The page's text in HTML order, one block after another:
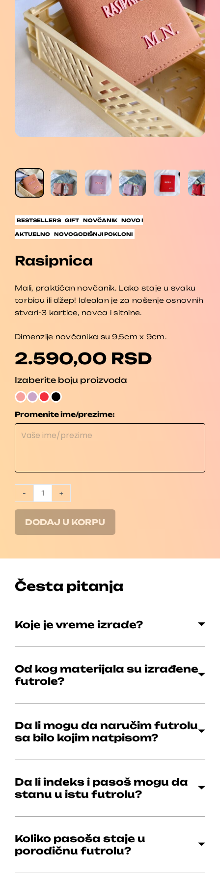
BESTSELLERS GIFT NOVČANIK NOVO I
AKTUELNO NOVOGODIŠNJI POKLONI
Rasipnica
Mali, praktičan novčanik. Lako staje u svaku
torbicu ili džep! Idealan je za nošenje osnovnih
stvari-3 kartice, novca i sitnine.
Dimenzije novčanika su 9,5cm x 9cm.
2.590,00 RSD
Izaberite boju proizvoda
Promenite ime/prezime:
-
Rasipnica
+
DODAJ U KORPU
Česta pitanja
Koje je vreme izrade?
Od kog materijala su izrađene
futrole?
Da li mogu da naručim futrolu
sa bilo kojim natpisom?
Da li indeks i pasoš mogu da
stanu u istu futrolu?
Koliko pasoša staje u
porodičnu futrolu?